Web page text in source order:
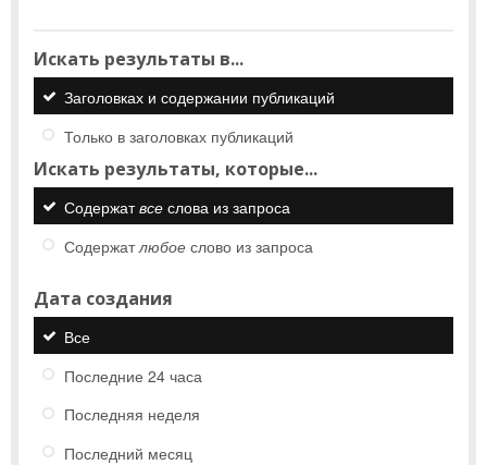
Искать результаты в...
Заголовках и содержании публикаций
Только в заголовках публикаций
Искать результаты, которые...
Содержатвсе слова из запроса
Содержатлюбое слово из запроса
Дата создания
Все
Последние 24 часа
Последняя неделя
Последний месяц